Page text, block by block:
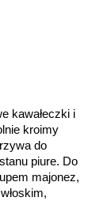
kawałeczki i
kroimy
do
piure. Do
majonez,